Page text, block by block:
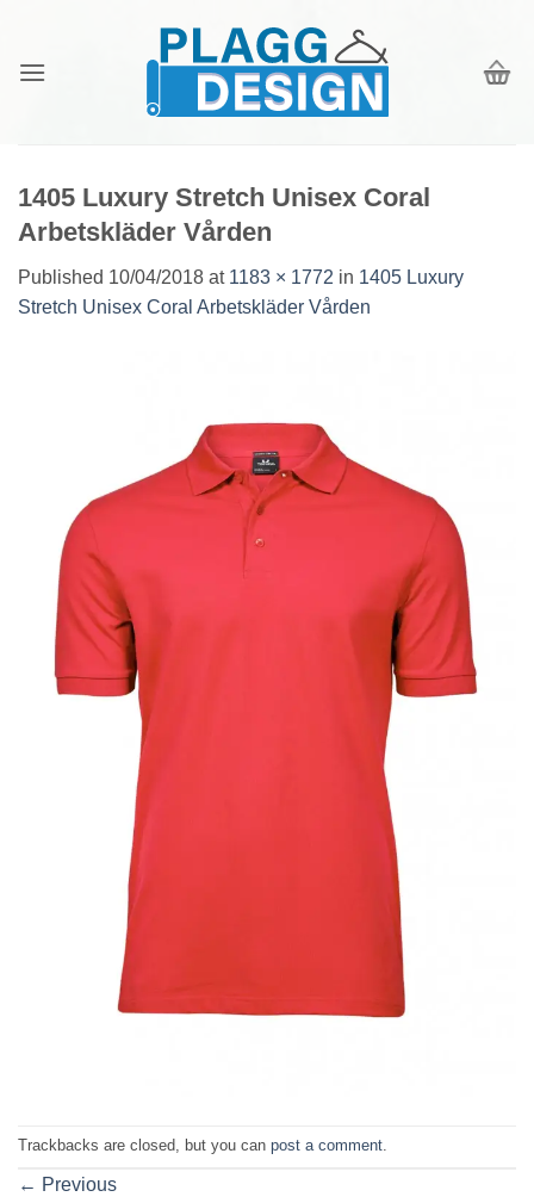
content
1405 Luxury Stretch Unisex Coral
Arbetskläder Vården
Published 10/04/2018 at 1183 × 1772 in 1405 Luxury
Stretch Unisex Coral Arbetskläder Vården
Trackbacks are closed, but you can post a comment.
← Previous